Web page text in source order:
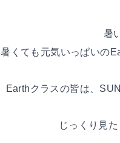
暑
暑くても元気いっぱいの
Earthクラスの皆は、
じっくり見